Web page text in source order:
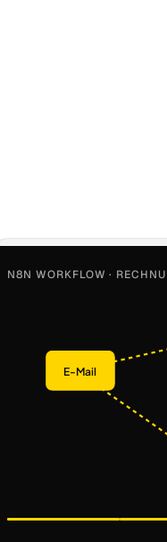
N8N WORKFLOW ·
E-Mail